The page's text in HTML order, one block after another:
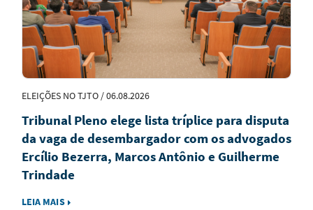
ELEIÇÕES NO TJTO / 06.08.2026
Tribunal Pleno elege lista tríplice para disputa
da vaga de desembargador com os advogados
Ercílio Bezerra, Marcos Antônio e Guilherme
Trindade
LEIA MAIS